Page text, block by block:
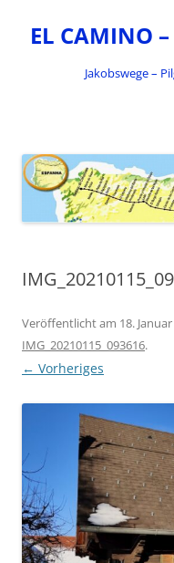
springen
EL CAMINO
Jakobswege –
Veröffentlicht am 18.
IMG_20210115_093616.
← Vorheriges